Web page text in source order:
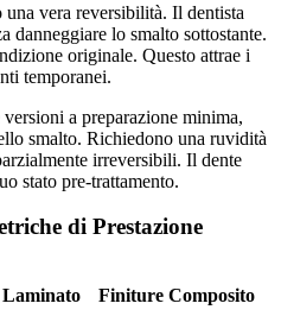
vera reversibilità. Il dentista
danneggiare lo smalto sottostante.
originale. Questo attrae i
temporanei.
a preparazione minima,
smalto. Richiedono una ruvidità
irreversibili. Il dente
stato pre-trattamento.
di Prestazione
Finiture Composito